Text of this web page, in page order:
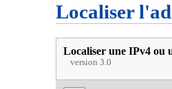
Localiser
Localiser une IPv4 ou
version 3.0